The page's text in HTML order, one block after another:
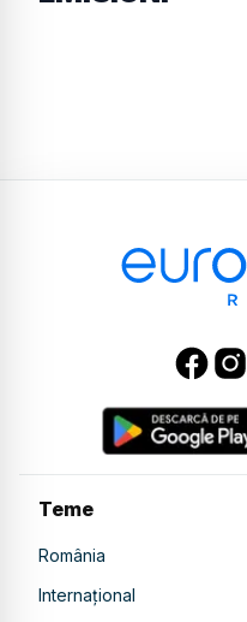
Teme
România
Internațional